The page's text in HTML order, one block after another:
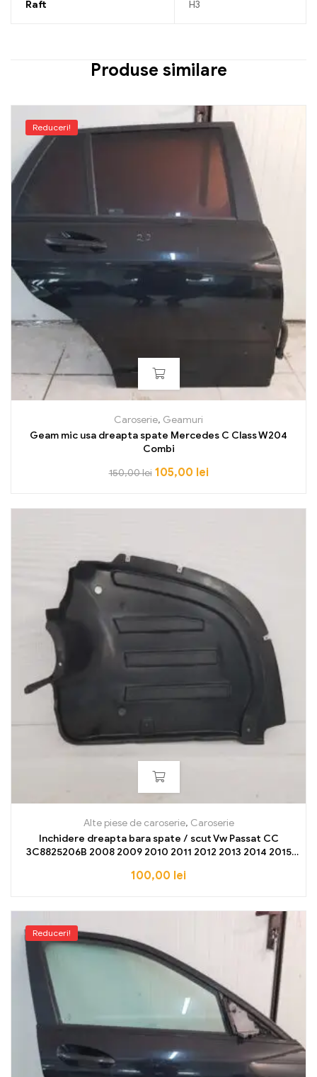
Raft H3
Produse similare
Reduceri!
Caroserie, Geamuri
Geam mic usa dreapta spate Mercedes C Class W204
Combi
150,00lei 105,00 lei
Alte piese de caroserie, Caroserie
Inchidere dreapta bara spate / scut Vw Passat CC
3C8825206B 2008 2009 2010 2011 2012 2013 2014 2015
100,00 lei
Reduceri!